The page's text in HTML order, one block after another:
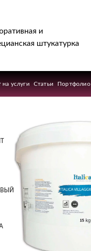
и
штукатурка
на услуги Статьи Портфолио